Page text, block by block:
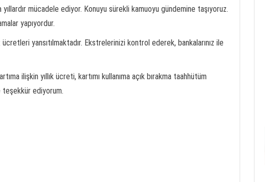
yıllardır mücadele ediyor. Konuyu sürekli kamuoyu gündemine taşıyoruz.
yapıyordur.
yansıtılmaktadır. Ekstrelerinizi kontrol ederek, bankalarınız ile
ilişkin yıllık ücreti, kartımı kullanıma açık bırakma taahhütüm
teşekkür ediyorum.